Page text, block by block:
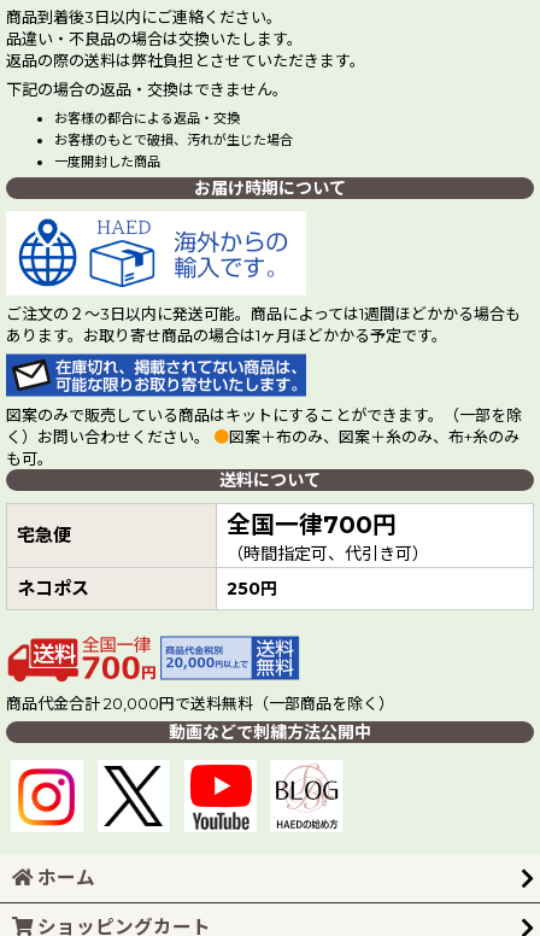
商品到着後3日以内にご連絡ください。
品違い・不良品の場合は交換いたします。
返品の際の送料は弊社負担とさせていただきます。
下記の場合の返品・交換はできません。
お客様の都合による返品・交換
お客様のもとで破損、汚れが生じた場合
一度開封した商品
お届け時期について
ご注文の２～3日以内に発送可能。商品によっては1週間ほどかかる場合も
あります。お取り寄せ商品の場合は1ヶ月ほどかかる予定です。
図案のみで販売している商品はキットにすることができます。（一部を除
く）お問い合わせください。 ●図案＋布のみ、図案＋糸のみ、布+糸のみ
も可。
送料について
宅急便 全国一律700円
（時間指定可、代引き可）
ネコポス 250円
商品代金合計 20,000円で送料無料（一部商品を除く）
動画などで刺繍方法公開中
ホーム
ショッピングカート